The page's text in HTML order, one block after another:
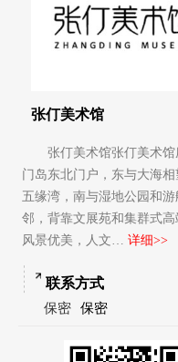
张仃美术馆
张仃美术馆张仃美术馆
门岛东北门户，东与大海相
五缘湾，南与湿地公园和
邻，背靠文展苑和集群式高
风景优美，人文… 详细>>
联系方式
保密 保密